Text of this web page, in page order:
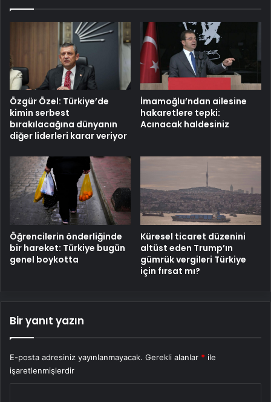
Özgür Özel: Türkiye’de
kimin serbest
bırakılacağına dünyanın
diğer liderleri karar veriyor
İmamoğlu’ndan ailesine
hakaretlere tepki:
Acınacak haldesiniz
Öğrencilerin önderliğinde
bir hareket: Türkiye bugün
genel boykotta
Küresel ticaret düzenini
altüst eden Trump’ın
gümrük vergileri Türkiye
için fırsat mı?
Bir yanıt yazın
E-posta adresiniz yayınlanmayacak. Gerekli alanlar * ile
işaretlenmişlerdir